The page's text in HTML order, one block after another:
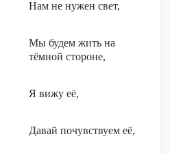
Нам не нужен свет,
Мы будем жить на
тёмной стороне,
Я вижу её,
Давай почувствуем её,